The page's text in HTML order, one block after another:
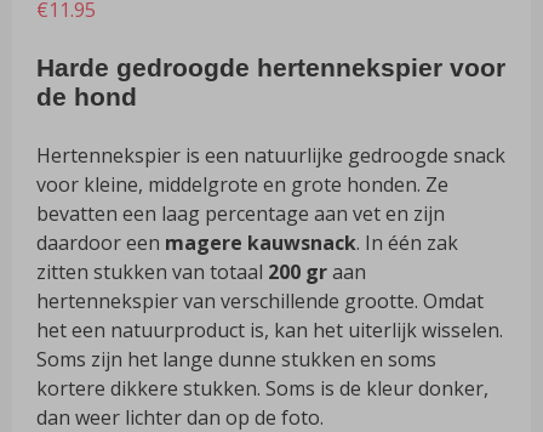
€11.95
Harde gedroogde hertennekspier voor
de hond
Hertennekspier is een natuurlijke gedroogde snack
voor kleine, middelgrote en grote honden. Ze
bevatten een laag percentage aan vet en zijn
daardoor een magere kauwsnack. In één zak
zitten stukken van totaal 200 graan
hertennekspier van verschillende grootte. Omdat
het een natuurproduct is, kan het uiterlijk wisselen.
Soms zijn het lange dunne stukken en soms
kortere dikkere stukken. Soms is de kleur donker,
dan weer lichter dan op de foto.